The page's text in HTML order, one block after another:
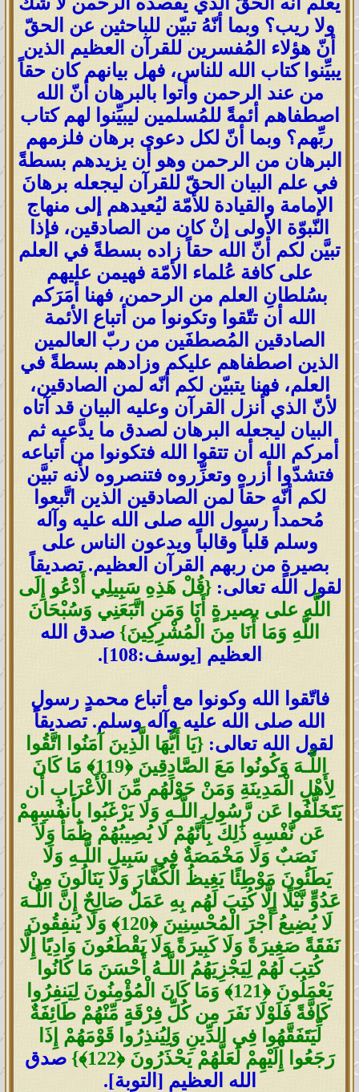
ولا ريب؟ وبما أنّهُ تبيّن للباحثين عن الحقّ
أنّ هؤلاء المُفسرين للقرآن العظيم الذين
يبيِّنوا كتاب الله للناس، فهل بيانهم كان حقاً
من عند الرحمن وأتوا بالبرهان أنّ الله
اصطفاهم أئمةً للمُسلمين ليبيِّنوا لهم كتاب
ربِّهم؟ وبما أنّ لكل دعوى برهان فلزمهم
البرهان من الرحمن وهو أن يزيدهم بسطةً
في علم البيان الحقّ للقرآن ليجعله برهانَ
الإمامة والقيادة للأمّة ليُعيدهم إلى منهاج
النّبوّة الأولى إنْ كان من الصادقين، فإذا
تبيَّن لكم أنّ الله حقاً زاده بسطةً في العلم
على كافة عُلماء الأمّة فهيمن عليهم
بسُلطانِ العلم من الرحمن، فهنا أمَرَكم
الله أن تتّقوا وتكونوا من أتباع الأئمة
الصادقين المُصطفَين من ربّ العالمين
الذين اصطفاهم عليكم وزادهم بسطةً في
العلم، فهنا يتبيّن لكم أنّه لمن الصادقين،
لأنّ الذي أنزل القرآن وعليه البيان قد آتاه
البيان ليجعله البرهان لصدق ما يدَّعيه ثم
أمركم الله أن تتقوا الله فتكونوا من أتباعه
فتشدّوا أزره وتعزِّروه فتنصروه لأنه تبيَّن
لكم أنّه حقاً لمن الصادقين الذين اتَّبعوا
مُحمداً رسول الله صلى الله عليه وآله
وسلم قلباً وقالباً ويدعون الناس على
بصيرةٍ من ربهم القرآن العظيم. تصديقاً
لقول الله تعالى:{قُلْ هَذِهِ سَبِيلِي أَدْعُو إِلَى
اللَّهِ على بصيرةٍ أَنَا وَمَنِ اتَّبَعَنِي وَسُبْحَانَ
اللَّهِ وَمَا أَنَا مِنَ الْمُشْرِكِينَ}صدق الله
العظيم [يوسف:108].
فاتّقوا الله وكونوا مع أتباع محمدٍ رسولِ
الله صلى الله عليه وآله وسلم. تصديقاً
لقول الله تعالى: {يَا أَيُّهَا الَّذِينَ آمَنُوا اتَّقُوا
اللَّـهَ وَكُونُوا مَعَ الصَّادِقِينَ ﴿119﴾ مَا كَانَ
لِأَهْلِ الْمَدِينَةِ وَمَنْ حَوْلَهُم مِّنَ الْأَعْرَابِ أَن
يَتَخَلَّفُوا عَن رَّسُولِ اللَّـهِ وَلَا يَرْغَبُوا بِأَنفُسِهِمْ
عَن نَّفْسِهِ ذَٰلِكَ بِأَنَّهُمْ لَا يُصِيبُهُمْ ظَمَأٌ وَلَا
نَصَبٌ وَلَا مَخْمَصَةٌ فِي سَبِيلِ اللَّـهِ وَلَا
يَطَئُونَ مَوْطِئًا يَغِيظُ الْكُفَّارَ وَلَا يَنَالُونَ مِنْ
عَدُوٍّ نَّيْلًا إِلَّا كُتِبَ لَهُم بِهِ عَمَلٌ صَالِحٌ إِنَّ اللَّـهَ
لَا يُضِيعُ أَجْرَ الْمُحْسِنِينَ ﴿120﴾ وَلَا يُنفِقُونَ
نَفَقَةً صَغِيرَةً وَلَا كَبِيرَةً وَلَا يَقْطَعُونَ وَادِيًا إِلَّا
كُتِبَ لَهُمْ لِيَجْزِيَهُمُ اللَّـهُ أَحْسَنَ مَا كَانُوا
يَعْمَلُونَ ﴿121﴾ وَمَا كَانَ الْمُؤْمِنُونَ لِيَنفِرُوا
كَافَّةً فَلَوْلَا نَفَرَ مِن كُلِّ فِرْقَةٍ مِّنْهُمْ طَائِفَةٌ
لِّيَتَفَقَّهُوا فِي الدِّينِ وَلِيُنذِرُوا قَوْمَهُمْ إِذَا
رَجَعُوا إِلَيْهِمْ لَعَلَّهُمْ يَحْذَرُونَ ﴿122﴾}
صدق
الله العظيم [التوبة].